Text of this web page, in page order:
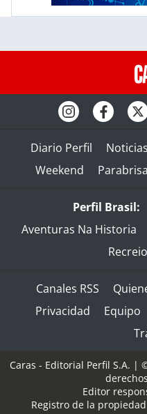
Diario Perfil Noticias
Weekend
Perfil Brasil:
Aventuras Na Historia
Recreio
Canales RSS
Privacidad
Equipo
Caras - Editorial Perfil S.A. |
Editor
Registro de la